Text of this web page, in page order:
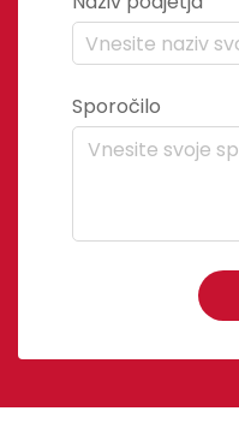
Sporočilo